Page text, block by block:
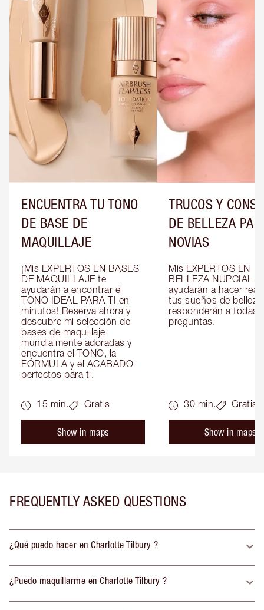
ENCUENTRA TU TONO
DE BASE DE
MAQUILLAJE
¡Mis EXPERTOS EN BASES
DE MAQUILLAJE te
ayudarán a encontrar el
TONO IDEAL PARA TI en
minutos! Reserva ahora y
descubre mi selección de
bases de maquillaje
mundialmente adoradas y
encuentra el TONO, la
FÓRMULA y el ACABADO
perfectos para ti.
15 min. Gratis
Show in maps
TRUCOS Y
DE BELLEZA
NOVIAS
Mis EXPERTOS EN
BELLEZA NUPCIAL te
ayudarán a hacer
tus sueños de belleza
responderán a todas
preguntas.
30 min. Gratis
Show in maps
FREQUENTLY ASKED QUESTIONS
¿Qué puedo hacer en Charlotte Tilbury ?
¿Puedo maquillarme en Charlotte Tilbury ?